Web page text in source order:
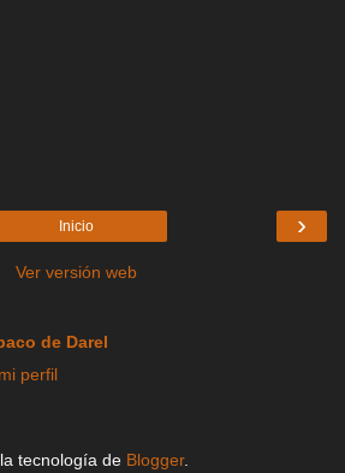
›
Inicio
Ver versión web
de Darel
perfil
tecnología de Blogger.